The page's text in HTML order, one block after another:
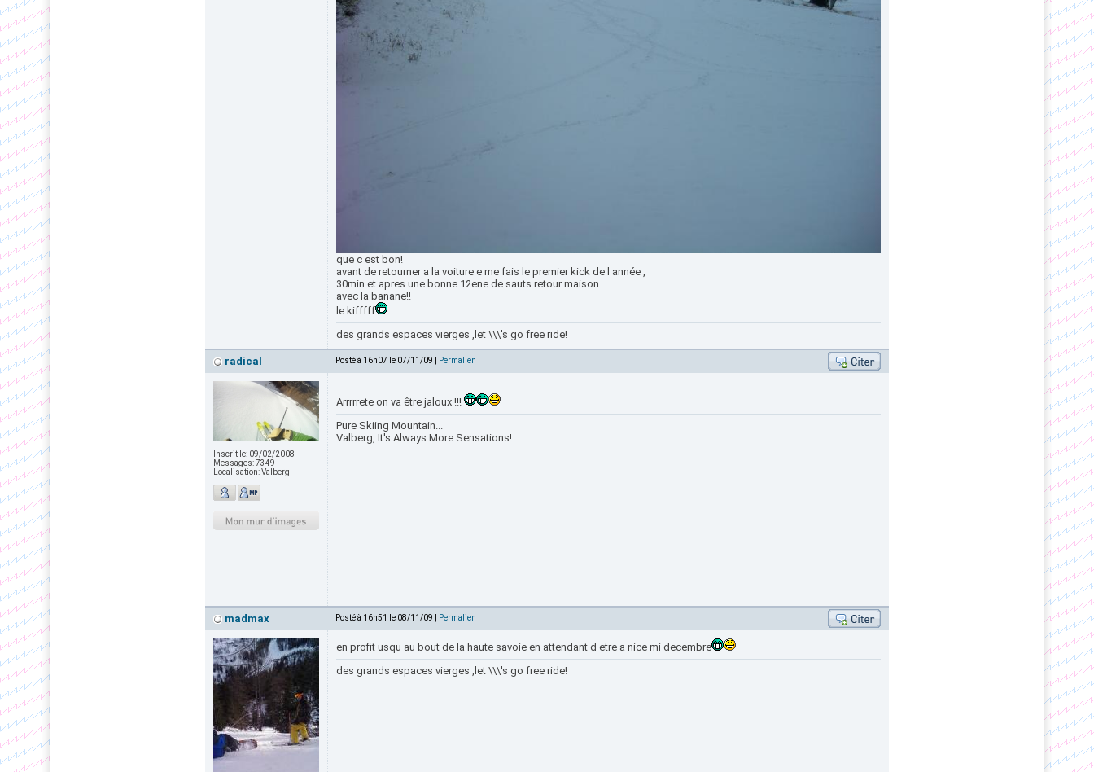
que c est bon!
avant de retourner a la voiture e me fais le premier kick de l année ,
30min et apres une bonne 12ene de sauts retour maison
avec la banane!!
le kifffff
des grands espaces vierges ,let \\\'s go free ride!
radical Posté à 16h07 le 07/11/09 | Permalien
Inscrit le: 09/02/2008
Messages:7349
Localisation:Valberg
Arrrrrete on va être jaloux !!!
Pure Skiing Mountain...
Valberg, It's Always More Sensations!
madmax Posté à 16h51 le 08/11/09 | Permalien
en profit usqu au bout de la haute savoie en attendant d etre a nice mi decembre
des grands espaces vierges ,let \\\'s go free ride!